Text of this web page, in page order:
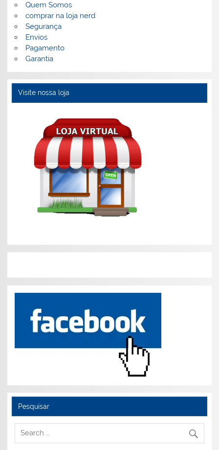
Quem Somos
comprar na loja nerd
Segurança
Envios
Pagamento
Garantia
Visite nossa loja
Pesquisar